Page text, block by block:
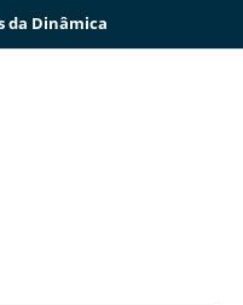
da Dinâmica